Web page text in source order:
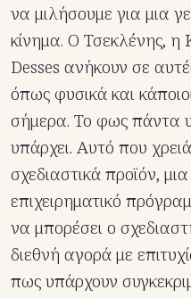
να μιλήσουμε για μια
κίνημα. Ο Τσεκλένης, η
Desses ανήκουν σε
όπως φυσικά και
σήμερα. Το φως πάντα
υπάρχει. Αυτό που
σχεδιαστικά προϊόν,
επιχειρηματικό
να μπορέσει ο
διεθνή αγορά με
πως υπάρχουν